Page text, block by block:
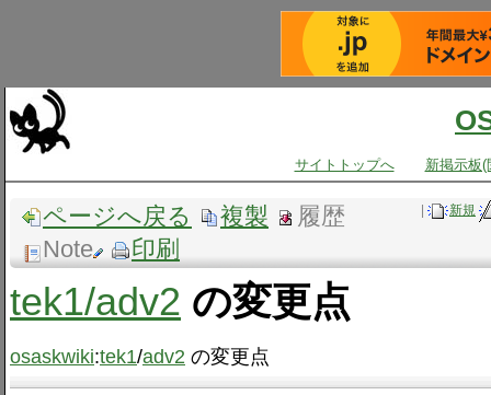
サイトトップへ 新掲示板(
新規
ページへ戻る 複製
履歴
Note
印刷
tek1​/adv2 の変更点
osaskwiki:tek1/adv2 の変更点